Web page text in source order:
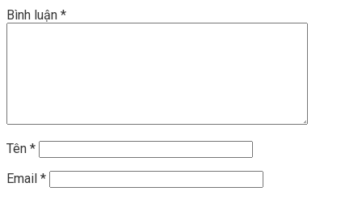
Bình luận *
Tên *
Email *